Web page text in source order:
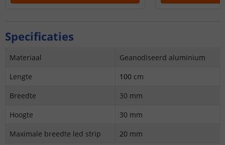
Specificaties
Materiaal
Geanodiseerd aluminium
Lengte
100 cm
Breedte
30 mm
Hoogte
30 mm
Maximale breedte led strip
20 mm